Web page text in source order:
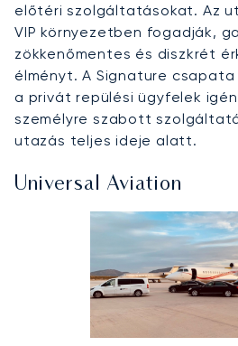
előtéri szolgáltatásokat. Az
VIP környezetben fogadják,
zökkenőmentes és diszkrét
élményt. A Signature
a privát repülési ügyfelek
személyre szabott
utazás teljes ideje alatt.
Universal Aviation